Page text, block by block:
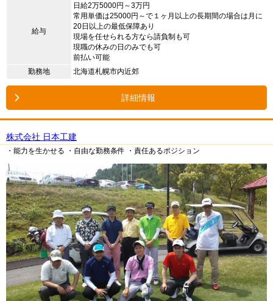
給与
日給2万5000円～3万円
常用単価は25000円～で１ヶ月以上の長期間の場合は月に
20日以上の最低保障あり
現場を任せられる方なら請負制も可
現職の休みの日のみでも可
前払い可能
勤務地
北海道札幌市内近郊
詳細情報
株式会社 日本工建
・能力を生かせる ・自由な勤務条件 ・責任あるポジション